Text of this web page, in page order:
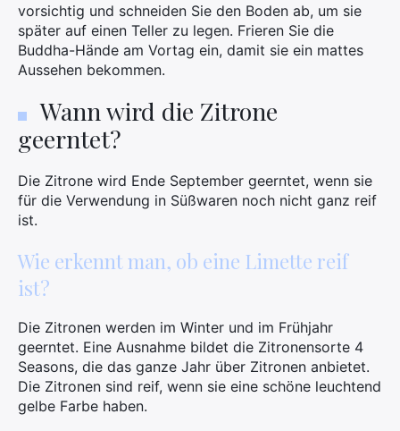
vorsichtig und schneiden Sie den Boden ab, um sie
später auf einen Teller zu legen. Frieren Sie die
Buddha-Hände am Vortag ein, damit sie ein mattes
Aussehen bekommen.
Wann wird die Zitrone
geerntet?
Die Zitrone wird Ende September geerntet, wenn sie
für die Verwendung in Süßwaren noch nicht ganz reif
ist.
Wie erkennt man, ob eine Limette reif
ist?
Die Zitronen werden im Winter und im Frühjahr
geerntet. Eine Ausnahme bildet die Zitronensorte 4
Seasons, die das ganze Jahr über Zitronen anbietet.
Die Zitronen sind reif, wenn sie eine schöne leuchtend
gelbe Farbe haben.
×